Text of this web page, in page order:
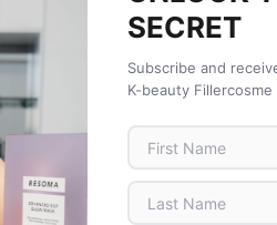
SECRET
Subscribe and
K-beauty Fillercosme